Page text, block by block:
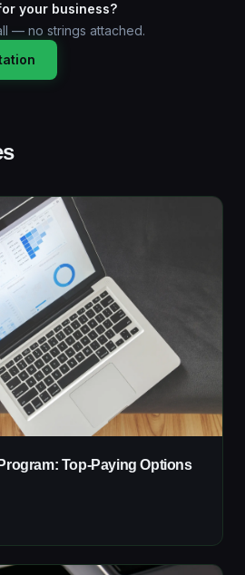
your business?
— no strings attached.
Top-Paying Options